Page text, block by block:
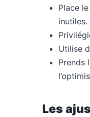
Place
inutiles.
Utilise
Prends
Les